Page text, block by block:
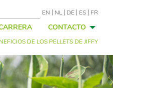
EN NL DE ES FR
CONTACTO
DE LOS PELLETS DE JIFFY